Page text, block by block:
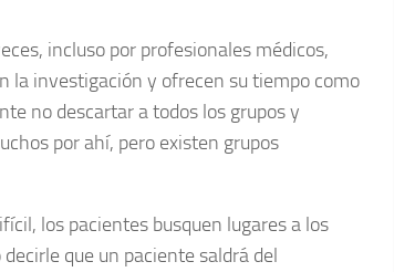
incluso por profesionales médicos,
la investigación y ofrecen su tiempo como
no descartar a todos los grupos y
por ahí, pero existen grupos
los pacientes busquen lugares a los
que un paciente saldrá del